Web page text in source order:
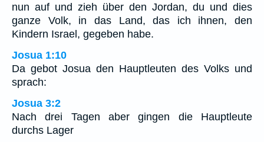
nun auf und zieh über den Jordan, du und dies
ganze Volk, in das Land, das ich ihnen, den
Kindern Israel, gegeben habe.
Josua 1:10
Da gebot Josua den Hauptleuten des Volks und
sprach:
Josua 3:2
Nach drei Tagen aber gingen die Hauptleute
durchs Lager